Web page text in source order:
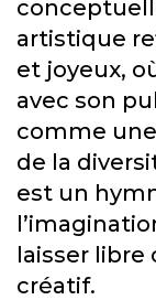
artistique
et joyeux,
avec son
comme
de la
est un
laisser libre
créatif.